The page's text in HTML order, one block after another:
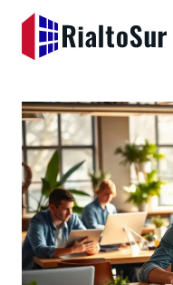
Saltar
contenido